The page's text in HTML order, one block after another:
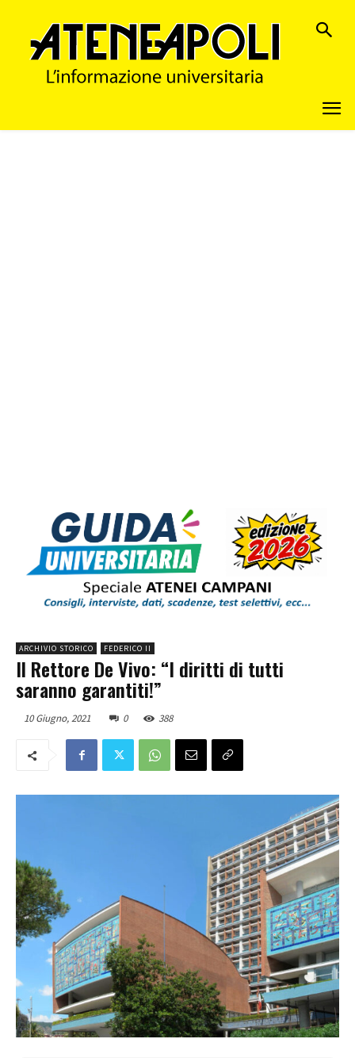
ARCHIVIO STORICO FEDERICO II
Il Rettore De Vivo: “I diritti di tutti
saranno garantiti!”
10 Giugno, 2021 0 388